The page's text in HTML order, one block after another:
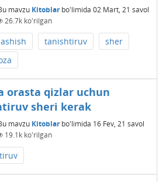
mavzu Kitoblarbo'limida 02 Mart, 21 savol
26.7kko'rilgan
tanishtiruv
sher
orasta qizlar uchun
sheri kerak
mavzu Kitoblarbo'limida 16 Fev, 21 savol
19.1kko'rilgan